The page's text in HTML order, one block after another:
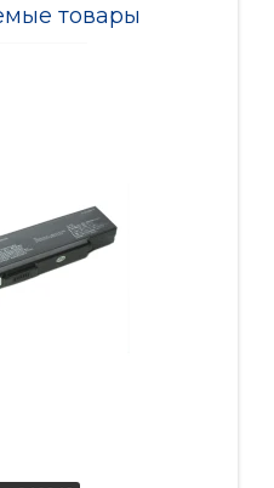
товары